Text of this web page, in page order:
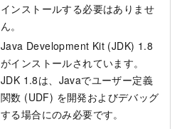
インストールする必要はありませ
ん。
Java Development Kit (JDK) 1.8
がインストールされています。
JDK 1.8は、Javaでユーザー定義
関数 (UDF) を開発およびデバッグ
する場合にのみ必要です。